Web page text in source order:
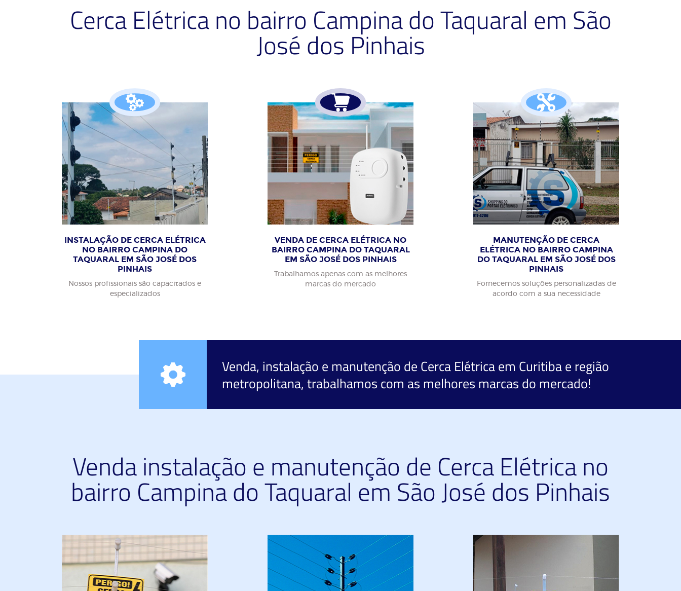
Cerca Elétrica no bairro Campina do Taquaral em São
José dos Pinhais
INSTALAÇÃO DE CERCA ELÉTRICA
NO BAIRRO CAMPINA DO
TAQUARAL EM SÃO JOSÉ DOS
PINHAIS
Nossos profissionais são capacitados e
especializados
VENDA DE CERCA ELÉTRICA NO
BAIRRO CAMPINA DO TAQUARAL
EM SÃO JOSÉ DOS PINHAIS
Trabalhamos apenas com as melhores
marcas do mercado
MANUTENÇÃO DE CERCA
ELÉTRICA NO BAIRRO CAMPINA
DO TAQUARAL EM SÃO JOSÉ DOS
PINHAIS
Fornecemos soluções personalizadas de
acordo com a sua necessidade
Venda, instalação e manutenção de Cerca Elétricaem Curitiba e região
metropolitana, trabalhamos com as melhores marcas do mercado!
Venda instalação e manutenção de Cerca Elétrica no
bairro Campina do Taquaral em São José dos Pinhais